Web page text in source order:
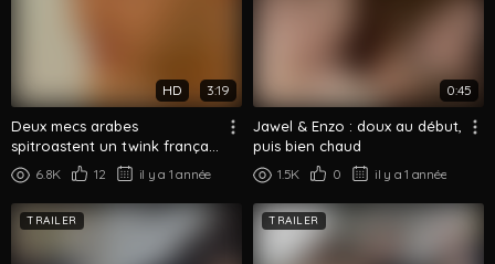
HD 3:19
Deux mecs arabes
spitroastent un twink français
blond6.8K 12 il y a 1 année
0:45
Jawel & Enzo : doux au début,
puis bien chaud
1.5K 0 il y a 1 année
TRAILER TRAILER